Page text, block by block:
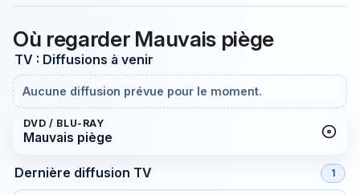
Où regarder Mauvais piège
TV : Diffusions à venir
Aucune diffusion prévue pour le moment.
DVD / BLU-RAY
Mauvais piège
Dernière diffusion TV 1